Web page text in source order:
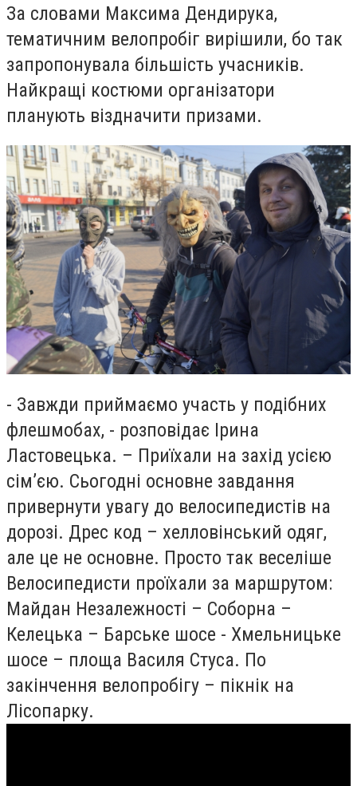
За словами Максима Дендирука,
тематичним велопробіг вирішили, бо так
запропонувала більшість учасників.
Найкращі костюми організатори
планують віздначити призами.
- Завжди приймаємо участь у подібних
флешмобах, - розповідає Ірина
Ластовецька. – Приїхали на захід усією
сім’єю. Сьогодні основне завдання
привернути увагу до велосипедистів на
дорозі. Дрес код – хелловінський одяг,
але це не основне. Просто так веселіше
Велосипедисти проїхали за маршрутом:
Майдан Незалежності – Соборна –
Келецька – Барське шосе - Хмельницьке
шосе – площа Василя Стуса. По
закінчення велопробігу – пікнік на
Лісопарку.